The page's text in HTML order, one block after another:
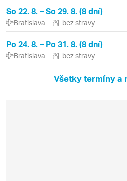
So 22. 8. – So 29. 8. (8 dní)
Bratislava bez stravy
Po 24. 8. – Po 31. 8. (8 dní)
Bratislava bez stravy
Všetky termíny a